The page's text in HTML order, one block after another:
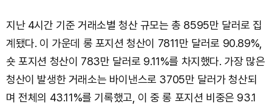
지난 4시간 기준 거래소별 청산 규모는 총 8595만 달러로 집
계됐다. 이 가운데 롱 포지션 청산이 7811만 달러로 90.89%,
숏 포지션 청산이 783만 달러로 9.11%를 차지했다. 가장 많은
청산이 발생한 거래소는 바이낸스로 3705만 달러가 청산되
며 전체의 43.11%를 기록했고, 이 중 롱 포지션 비중은 93.1